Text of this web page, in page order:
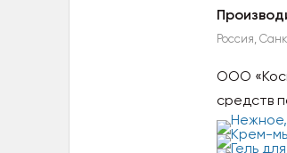
Россия,
ООО
средств